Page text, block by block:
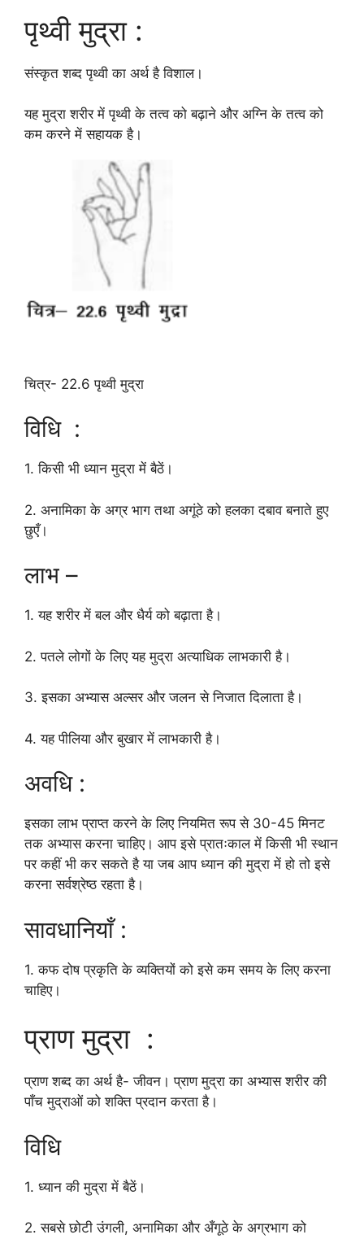
पृथ्वी मुद्रा :
संस्कृत शब्द पृथ्वी का अर्थ है विशाल।
यह मुद्रा शरीर में पृथ्वी के तत्व को बढ़ाने और अग्नि के तत्व को
कम करने में सहायक है।
चित्र- 22.6 पृथ्वी मुद्रा
विधि :
1. किसी भी ध्यान मुद्रा में बैठें।
2. अनामिका के अग्र भाग तथा अगूंठे को हलका दबाव बनाते हुए
छुएँ।
लाभ –
1. यह शरीर में बल और धैर्य को बढ़ाता है।
2. पतले लोगों के लिए यह मुद्रा अत्याधिक लाभकारी है।
3. इसका अभ्यास अल्सर और जलन से निजात दिलाता है।
4. यह पीलिया और बुखार में लाभकारी है।
अवधि :
इसका लाभ प्राप्त करने के लिए नियमित रूप से 30-45 मिनट
तक अभ्यास करना चाहिए। आप इसे प्रातःकाल में किसी भी स्थान
पर कहीं भी कर सकते है या जब आप ध्यान की मुद्रा में हो तो इसे
करना सर्वश्रेष्ठ रहता है।
सावधानियाँ :
1. कफ दोष प्रकृति के व्यक्तियों को इसे कम समय के लिए करना
चाहिए।
प्राण मुद्रा :
प्राण शब्द का अर्थ है- जीवन। प्राण मुद्रा का अभ्यास शरीर की
पाँच मुद्राओं को शक्ति प्रदान करता है।
विधि
1. ध्यान की मुद्रा में बैठें।
2. सबसे छोटी उंगली, अनामिका और अँगूठे के अग्रभाग को